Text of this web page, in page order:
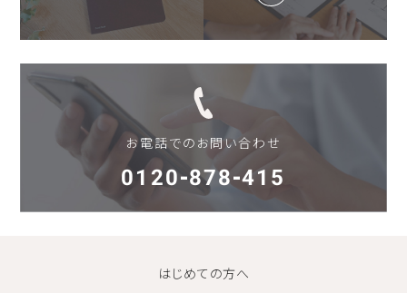
お電話でのお問い合わせ
0120-878-415
はじめての方へ